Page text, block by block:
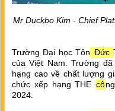
Mr Duckbo Kim - Chief
Trường Đại học Tôn Đức
của Việt Nam. Trường
hạng cao về chất lượng
chức xếp hạng THE cô
2024.